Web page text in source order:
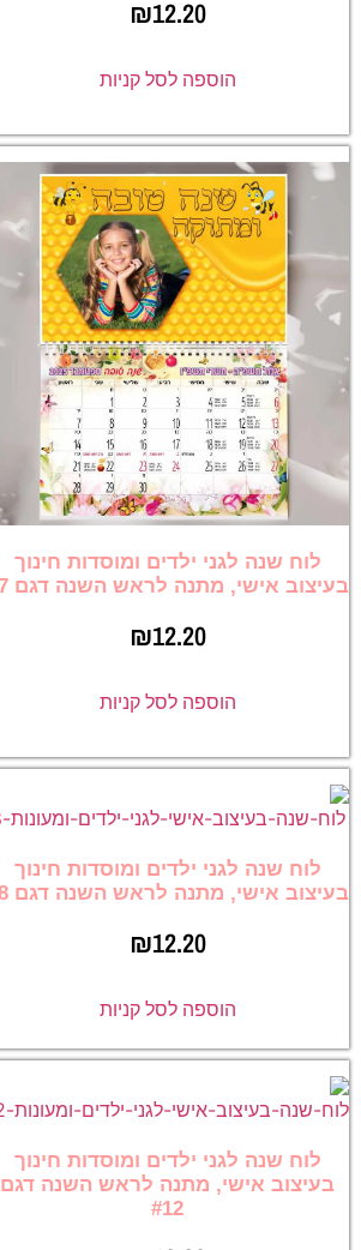
₪12.20
הוספה לסל קניות
לוח שנה לגני ילדים ומוסדות חינוך
בעיצוב אישי, מתנה לראש השנה דגם #7
₪12.20
הוספה לסל קניות
לוח שנה לגני ילדים ומוסדות חינוך
בעיצוב אישי, מתנה לראש השנה דגם #8
₪12.20
הוספה לסל קניות
לוח שנה לגני ילדים ומוסדות חינוך
בעיצוב אישי, מתנה לראש השנה דגם
#12